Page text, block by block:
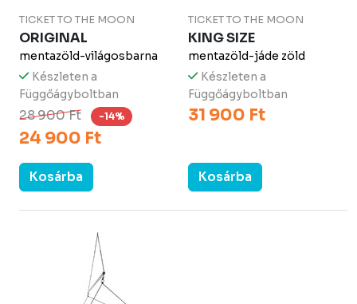
TICKET TO THE MOON
ORIGINAL
mentazöld-világosbarna
Készleten a
Függőágyboltban
28 900 Ft -14%
24 900 Ft
Kosárba
TICKET TO THE MOON
KING SIZE
mentazöld-jáde zöld
Készleten a
Függőágyboltban
31 900 Ft
Kosárba